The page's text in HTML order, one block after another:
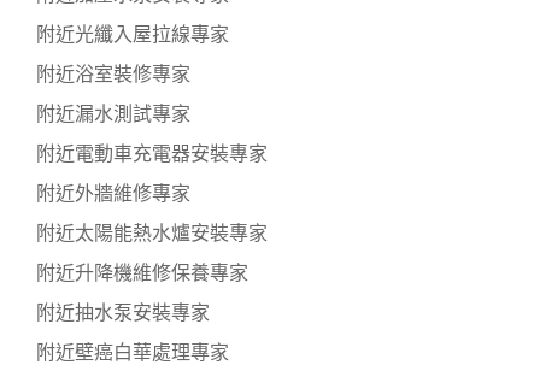
附近光纖入屋拉線專家
附近浴室裝修專家
附近漏水測試專家
附近電動車充電器安裝專家
附近外牆維修專家
附近太陽能熱水爐安裝專家
附近升降機維修保養專家
附近抽水泵安裝專家
附近壁癌白華處理專家